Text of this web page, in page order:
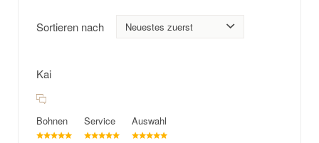
Sortieren nach
Kai
Bohnen Service Auswahl